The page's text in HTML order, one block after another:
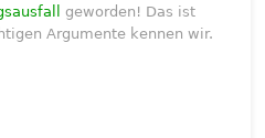
geworden! Das ist
Argumente kennen wir.